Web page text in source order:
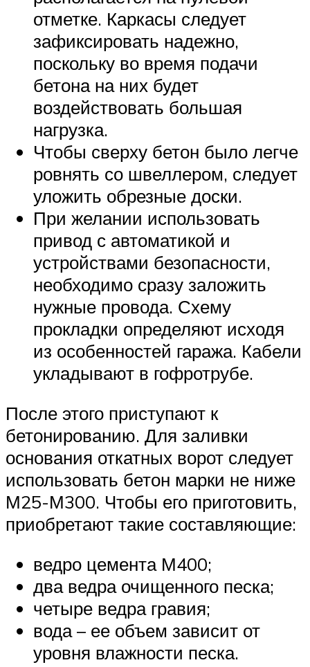
отметке. Каркасы следует
зафиксировать надежно,
поскольку во время подачи
бетона на них будет
воздействовать большая
нагрузка.
Чтобы сверху бетон было легче
ровнять со швеллером, следует
уложить обрезные доски.
При желании использовать
привод с автоматикой и
устройствами безопасности,
необходимо сразу заложить
нужные провода. Схему
прокладки определяют исходя
из особенностей гаража. Кабели
укладывают в гофротрубе.
После этого приступают к
бетонированию. Для заливки
основания откатных ворот следует
использовать бетон марки не ниже
М25-М300. Чтобы его приготовить,
приобретают такие составляющие:
ведро цемента М400;
два ведра очищенного песка;
четыре ведра гравия;
вода – ее объем зависит от
уровня влажности песка.